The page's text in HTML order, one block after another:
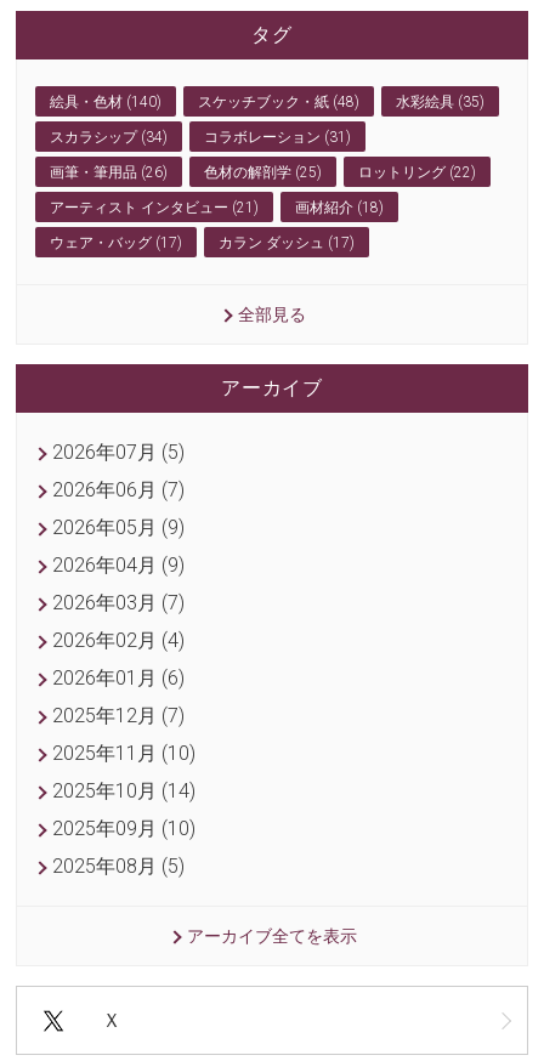
タグ
絵具・色材 (140) スケッチブック・紙 (48) 水彩絵具 (35)
スカラシップ (34) コラボレーション (31)
画筆・筆用品 (26) 色材の解剖学 (25) ロットリング (22)
アーティスト インタビュー (21) 画材紹介 (18)
ウェア・バッグ (17) カラン ダッシュ (17)
全部見る
アーカイブ
2026年07月 (5)
2026年06月 (7)
2026年05月 (9)
2026年04月 (9)
2026年03月 (7)
2026年02月 (4)
2026年01月 (6)
2025年12月 (7)
2025年11月 (10)
2025年10月 (14)
2025年09月 (10)
2025年08月 (5)
アーカイブ全てを表示
Ｘ